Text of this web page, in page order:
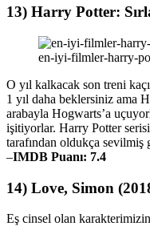
13) Harry Potter:
en-iyi-filmler-harry-
O yıl kalkacak son treni
1 yıl daha beklersiniz ama
arabayla Hogwarts’a
işitiyorlar. Harry Potter
tarafından oldukça sevilmiş
–IMDB Puanı: 7.4
14) Love, Simon
Eş cinsel olan